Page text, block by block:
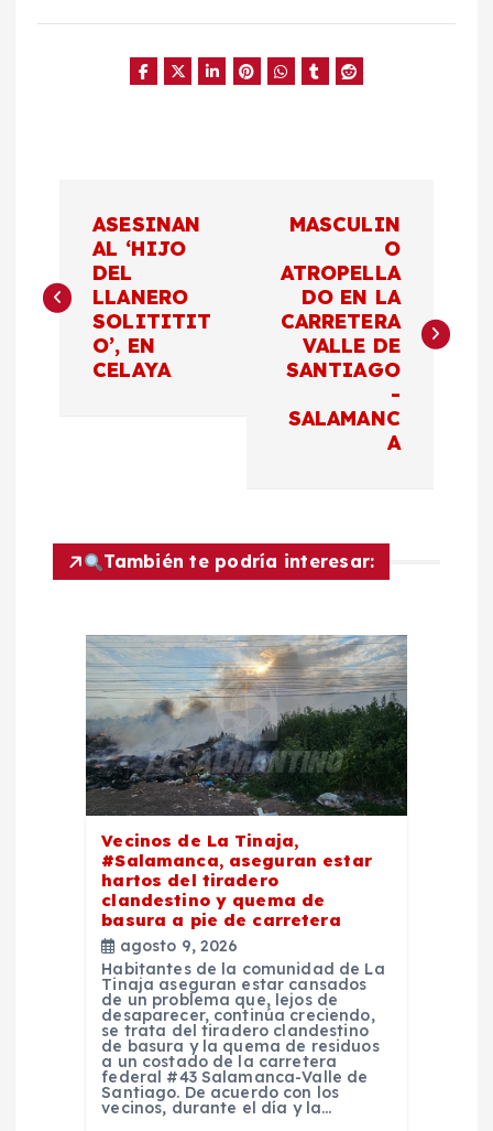
v
c
ASESINAN
AL ‘HIJO
DEL
LLANERO
SOLITITIT
O’, EN
CELAYA
MASCULIN
O
ATROPELLA
DO EN LA
CARRETERA
VALLE DE
SANTIAGO
-
SALAMANC
A
También te podría interesar:
Vecinos de La Tinaja,
#Salamanca, aseguran estar
hartos del tiradero
clandestino y quema de
basura a pie de carretera
agosto 9, 2026
Habitantes de la comunidad de La
Tinaja aseguran estar cansados
de un problema que, lejos de
desaparecer, continúa creciendo,
se trata del tiradero clandestino
de basura y la quema de residuos
a un costado de la carretera
federal #43 Salamanca-Valle de
Santiago. De acuerdo con los
vecinos, durante el día y la…